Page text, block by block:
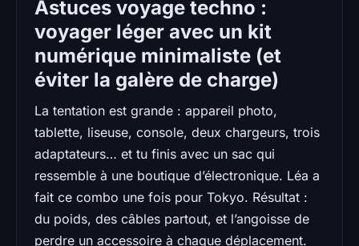
Astuces voyage techno :
voyager léger avec un kit
numérique minimaliste (et
éviter la galère de charge)
La tentation est grande : appareil photo,
tablette, liseuse, console, deux chargeurs, trois
adaptateurs… et tu finis avec un sac qui
ressemble à une boutique d’électronique. Léa a
fait ce combo une fois pour Tokyo. Résultat :
du poids, des câbles partout, et l’angoisse de
perdre un accessoire à chaque déplacement.